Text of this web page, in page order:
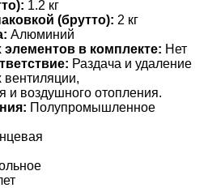
1.2 кг
(брутто): 2 кг
Алюминий
в комплекте: Нет
Раздача и удаление
вентиляции,
и воздушного отопления.
Полупромышленное